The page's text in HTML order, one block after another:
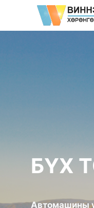
content
БҮХ
Автомашины